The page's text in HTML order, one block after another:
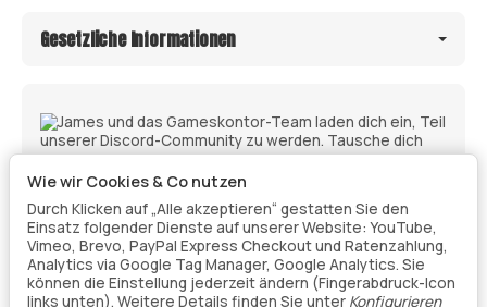
Gesetzliche Informationen
Wie wir Cookies & Co nutzen
Durch Klicken auf „Alle akzeptieren“ gestatten Sie den
Einsatz folgender Dienste auf unserer Website: YouTube,
Vimeo, Brevo, PayPal Express Checkout und Ratenzahlung,
Analytics via Google Tag Manager, Google Analytics. Sie
können die Einstellung jederzeit ändern (Fingerabdruck-Icon
links unten). Weitere Details finden Sie unter Konfigurieren